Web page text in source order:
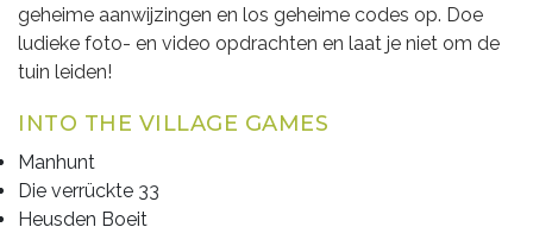
geheime aanwijzingen en los geheime codes op. Doe
ludieke foto- en video opdrachten en laat je niet om de
tuin leiden!
INTO THE VILLAGE GAMES
Manhunt
Die verrückte 33
Heusden Boeit